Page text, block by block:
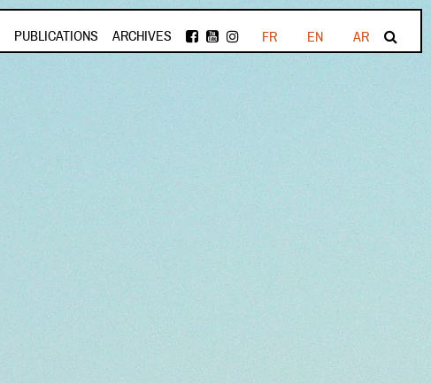
PUBLICATIONS ARCHIVES FR EN AR